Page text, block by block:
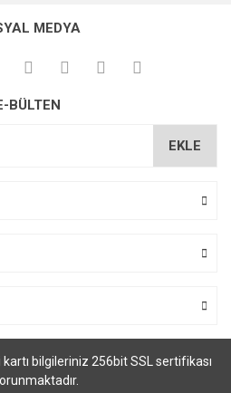
MEDYA
BÜLTEN
EKLE
kartı bilgileriniz 256bit SSL sertifikası